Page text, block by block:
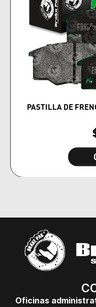
PASTILLA DE
Oficinas